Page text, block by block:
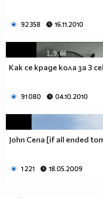
92 358 16.11.2010
Как се краде кола за 3
91 080 04.10.2010
John Cena [if all ended
1 221 18.05.2009